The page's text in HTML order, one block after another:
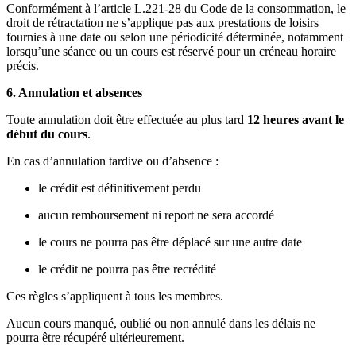
Conformément à l’article L.221-28 du Code de la consommation, le
droit de rétractation ne s’applique pas aux prestations de loisirs
fournies à une date ou selon une périodicité déterminée, notamment
lorsqu’une séance ou un cours est réservé pour un créneau horaire
précis.
6. Annulation et absences
Toute annulation doit être effectuée au plus tard 12 heures avant le
début du cours.
En cas d’annulation tardive ou d’absence :
le crédit est définitivement perdu
aucun remboursement ni report ne sera accordé
le cours ne pourra pas être déplacé sur une autre date
le crédit ne pourra pas être recrédité
Ces règles s’appliquent à tous les membres.
Aucun cours manqué, oublié ou non annulé dans les délais ne
pourra être récupéré ultérieurement.